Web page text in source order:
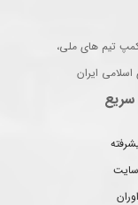
کمپ تیم های ملی،
ایران
سایت